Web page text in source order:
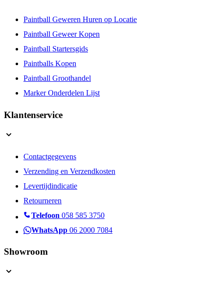
Paintball Geweren Huren op Locatie
Paintball Geweer Kopen
Paintball Startersgids
Paintballs Kopen
Paintball Groothandel
Marker Onderdelen Lijst
Klantenservice
Contactgegevens
Verzending en Verzendkosten
Levertijdindicatie
Retourneren
Telefoon 058 585 3750
WhatsApp 06 2000 7084
Showroom